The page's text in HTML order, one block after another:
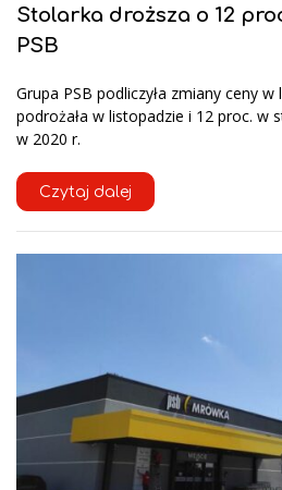
Stolarka droższa o 12
PSB
Grupa PSB podliczyła zmiany ceny
podrożała w listopadzie i 12 proc. w
w 2020 r.
Czytaj dalej